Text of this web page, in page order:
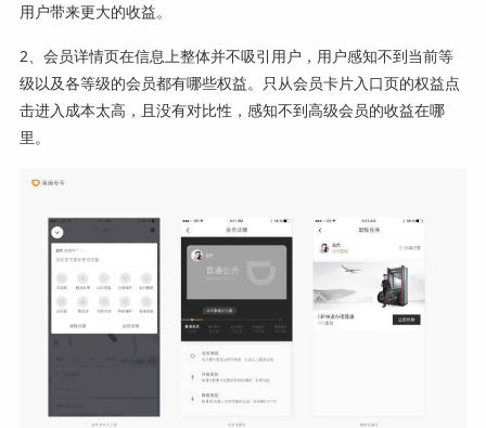
用户带来更大的收益。
2、会员详情页在信息上整体并不吸引用户，用户感知不到当前等
级以及各等级的会员都有哪些权益。只从会员卡片入口页的权益点
击进入成本太高，且没有对比性，感知不到高级会员的收益在哪
里。